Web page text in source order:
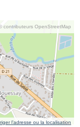
contributeurs OpenStreetMap
l’adresse ou la localisation